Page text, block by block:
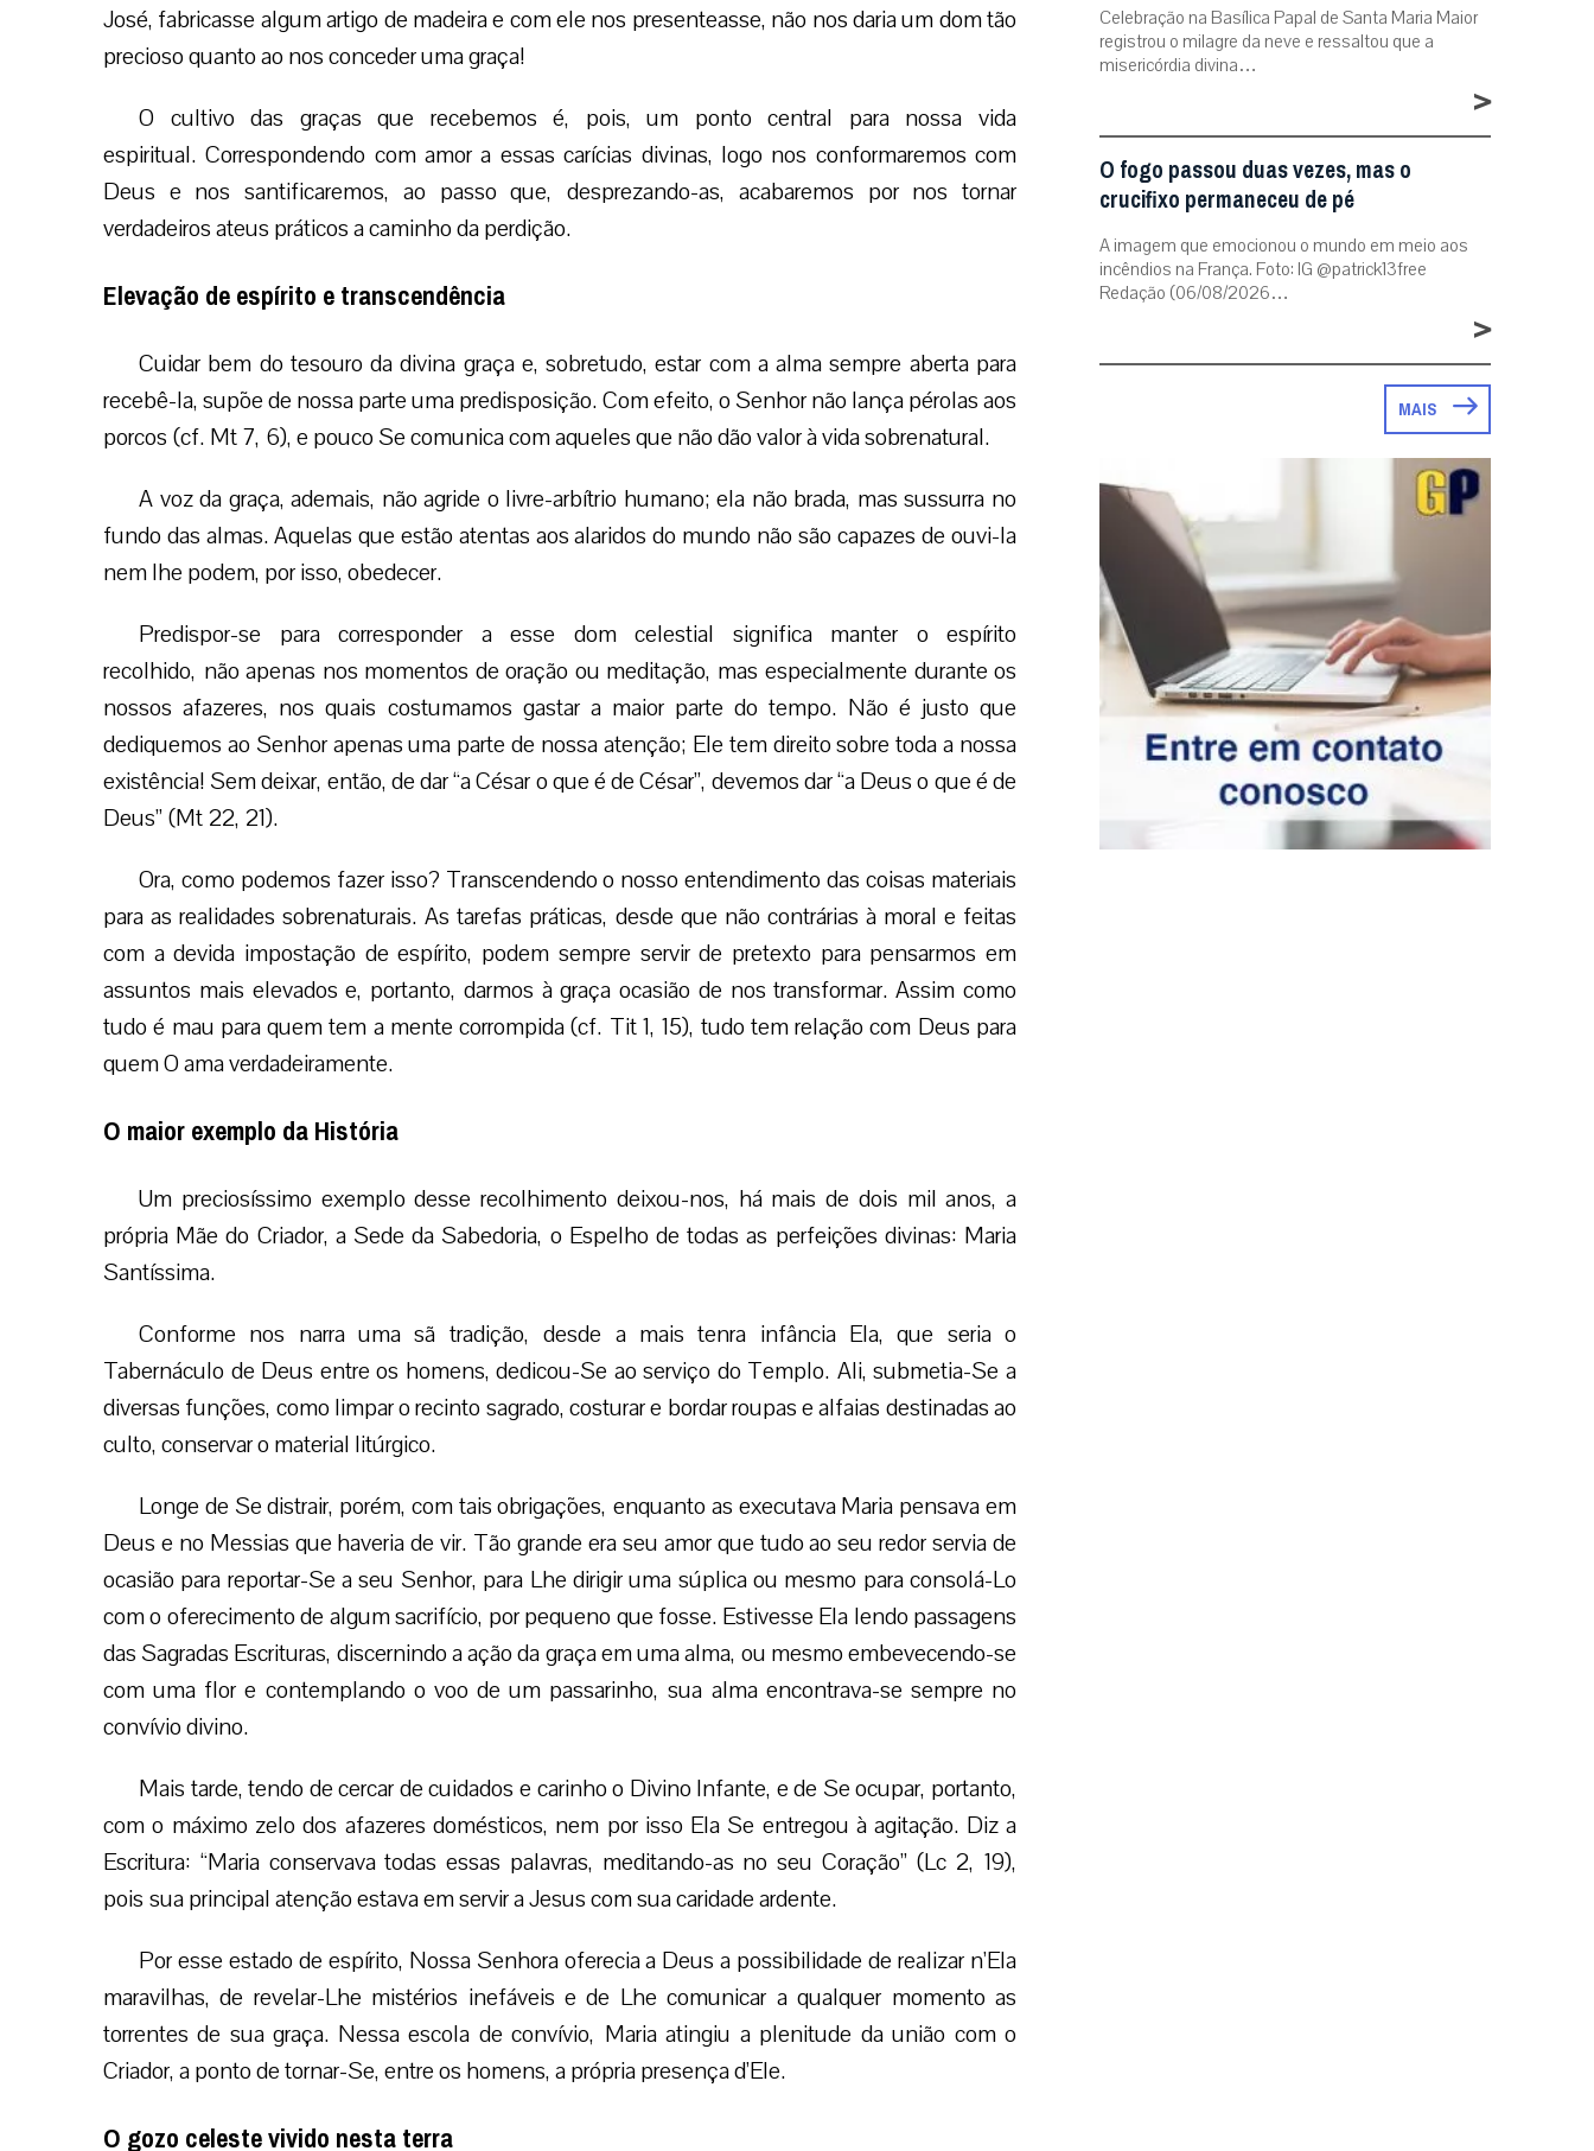
José, fabricasse algum artigo de madeira e com ele nos presenteasse, não nos daria um dom tão
precioso quanto ao nos conceder uma graça!
O cultivo das graças que recebemos é, pois, um ponto central para nossa vida
espiritual. Correspondendo com amor a essas carícias divinas, logo nos conformaremos com
Deus e nos santificaremos, ao passo que, desprezando-as, acabaremos por nos tornar
verdadeiros ateus práticos a caminho da perdição.
Elevação de espírito e transcendência
Cuidar bem do tesouro da divina graça e, sobretudo, estar com a alma sempre aberta para
recebê-la, supõe de nossa parte uma predisposição. Com efeito, o Senhor não lança pérolas aos
porcos (cf. Mt 7, 6), e pouco Se comunica com aqueles que não dão valor à vida sobrenatural.
A voz da graça, ademais, não agride o livre-arbítrio humano; ela não brada, mas sussurra no
fundo das almas. Aquelas que estão atentas aos alaridos do mundo não são capazes de ouvi-la
nem lhe podem, por isso, obedecer.
Predispor-se para corresponder a esse dom celestial significa manter o espírito
recolhido, não apenas nos momentos de oração ou meditação, mas especialmente durante os
nossos afazeres, nos quais costumamos gastar a maior parte do tempo. Não é justo que
dediquemos ao Senhor apenas uma parte de nossa atenção; Ele tem direito sobre toda a nossa
existência! Sem deixar, então, de dar “a César o que é de César”, devemos dar “a Deus o que é de
Deus” (Mt 22, 21).
Ora, como podemos fazer isso? Transcendendo o nosso entendimento das coisas materiais
para as realidades sobrenaturais. As tarefas práticas, desde que não contrárias à moral e feitas
com a devida impostação de espírito, podem sempre servir de pretexto para pensarmos em
assuntos mais elevados e, portanto, darmos à graça ocasião de nos transformar. Assim como
tudo é mau para quem tem a mente corrompida (cf. Tit 1, 15), tudo tem relação com Deus para
quem O ama verdadeiramente.
O maior exemplo da História
Um preciosíssimo exemplo desse recolhimento deixou-nos, há mais de dois mil anos, a
própria Mãe do Criador, a Sede da Sabedoria, o Espelho de todas as perfeições divinas: Maria
Santíssima.
Conforme nos narra uma sã tradição, desde a mais tenra infância Ela, que seria o
Tabernáculo de Deus entre os homens, dedicou-Se ao serviço do Templo. Ali, submetia-Se a
diversas funções, como limpar o recinto sagrado, costurar e bordar roupas e alfaias destinadas ao
culto, conservar o material litúrgico.
Longe de Se distrair, porém, com tais obrigações, enquanto as executava Maria pensava em
Deus e no Messias que haveria de vir. Tão grande era seu amor que tudo ao seu redor servia de
ocasião para reportar-Se a seu Senhor, para Lhe dirigir uma súplica ou mesmo para consolá-Lo
com o oferecimento de algum sacrifício, por pequeno que fosse. Estivesse Ela lendo passagens
das Sagradas Escrituras, discernindo a ação da graça em uma alma, ou mesmo embevecendo-se
com uma flor e contemplando o voo de um passarinho, sua alma encontrava-se sempre no
convívio divino.
Mais tarde, tendo de cercar de cuidados e carinho o Divino Infante, e de Se ocupar, portanto,
com o máximo zelo dos afazeres domésticos, nem por isso Ela Se entregou à agitação. Diz a
Escritura: “Maria conservava todas essas palavras, meditando-as no seu Coração” (Lc 2, 19),
pois sua principal atenção estava em servir a Jesus com sua caridade ardente.
Por esse estado de espírito, Nossa Senhora oferecia a Deus a possibilidade de realizar n’Ela
maravilhas, de revelar-Lhe mistérios inefáveis e de Lhe comunicar a qualquer momento as
torrentes de sua graça. Nessa escola de convívio, Maria atingiu a plenitude da união com o
Criador, a ponto de tornar-Se, entre os homens, a própria presença d’Ele.
O gozo celeste vivido nesta terra
Celebração na Basílica Papal de Santa Maria Maior
registrou o milagre da neve e ressaltou que a
misericórdia divina…
>
O fogo passou duas vezes, mas o
crucifixo permaneceu de pé
A imagem que emocionou o mundo em meio aos
incêndios na França. Foto: IG @patrick13free
Redação (06/08/2026…
>
MAIS